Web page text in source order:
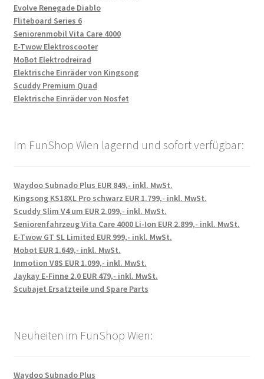
Evolve Renegade Diablo
Fliteboard Series 6
Seniorenmobil Vita Care 4000
E-Twow Elektroscooter
MoBot Elektrodreirad
Elektrische Einräder von Kingsong
Scuddy Premium Quad
Elektrische Einräder von Nosfet
Im FunShop Wien lagernd und sofort verfügbar:
Waydoo Subnado Plus EUR 849,- inkl. MwSt.
Kingsong KS18XL Pro schwarz EUR 1.799,- inkl. MwSt.
Scuddy Slim V4 um EUR 2.099,- inkl. MwSt.
Seniorenfahrzeug Vita Care 4000 Li-Ion EUR 2.899,- inkl. MwSt.
E-Twow GT SL Limited EUR 999,- inkl. MwSt.
Mobot EUR 1.649,- inkl. MwSt.
Inmotion V8S EUR 1.099,- inkl. MwSt.
Jaykay E-Finne 2.0 EUR 479,- inkl. MwSt.
Scubajet Ersatzteile und Spare Parts
Neuheiten im FunShop Wien:
Waydoo Subnado Plus